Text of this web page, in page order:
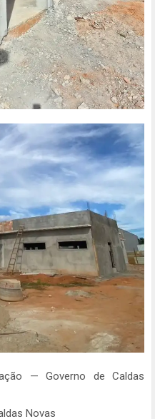
— Governo de Caldas
Novas